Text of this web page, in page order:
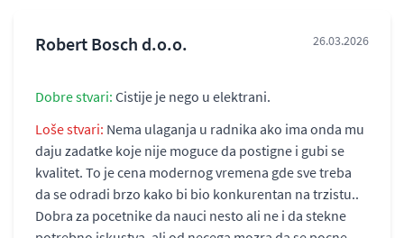
Robert Bosch d.o.o. 26.03.2026
Dobre stvari: Cistije je nego u elektrani.
Loše stvari: Nema ulaganja u radnika ako ima onda mu
daju zadatke koje nije moguce da postigne i gubi se
kvalitet. To je cena modernog vremena gde sve treba
da se odradi brzo kako bi bio konkurentan na trzistu..
Dobra za pocetnike da nauci nesto ali ne i da stekne